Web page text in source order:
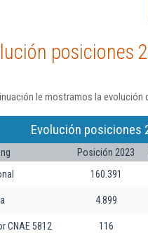
posiciones
le mostramos la evolución
Evolución posiciones
Posición 2023
160.391
4.899
CNAE 5812 116